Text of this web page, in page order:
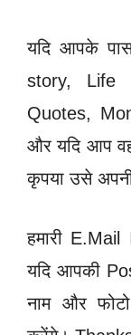
यदि आपके
story, Life
Quotes,
और यदि आप
कृपया उसे
हमारी
यदि आपकी
नाम और